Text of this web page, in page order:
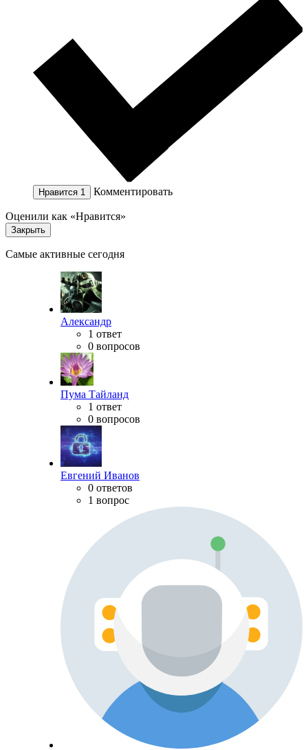
Нравится 1 Комментировать
Оценили как «Нравится»
Закрыть
Самые активные сегодня
Александр
1 ответ
0 вопросов
Пума Тайланд
1 ответ
0 вопросов
Евгений Иванов
0 ответов
1 вопрос